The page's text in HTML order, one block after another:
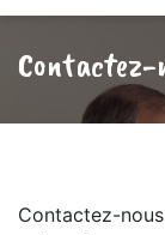
Contactez-
Contactez-